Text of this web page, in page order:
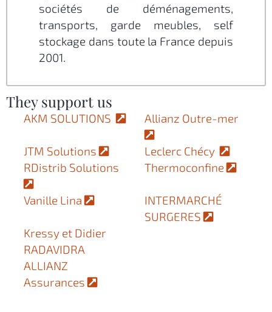
sociétés de déménagements,
transports, garde meubles, self
stockage dans toute la France depuis
2001.
They support us
AKM SOLUTIONS Allianz Outre-mer
JTM Solutions
Leclerc Chécy
RDistrib Solutions
Thermoconfine
Vanille Lina
INTERMARCHÉ
SURGERES
Kressy et Didier
RADAVIDRA
ALLIANZ
Assurances